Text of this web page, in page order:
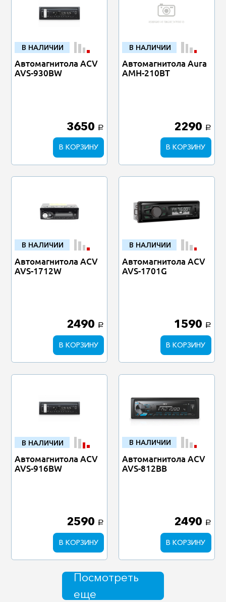
В НАЛИЧИИ
Автомагнитола ACV
AVS-930BW
3650 a
В КОРЗИНУ
В НАЛИЧИИ
Автомагнитола Aura
AMH-210BT
2290 a
В КОРЗИНУ
В НАЛИЧИИ
Автомагнитола ACV
AVS-1712W
2490 a
В КОРЗИНУ
В НАЛИЧИИ
Автомагнитола ACV
AVS-1701G
1590 a
В КОРЗИНУ
В НАЛИЧИИ
Автомагнитола ACV
AVS-916BW
2590 a
В КОРЗИНУ
В НАЛИЧИИ
Автомагнитола ACV
AVS-812BB
2490 a
В КОРЗИНУ
Посмотреть
еще